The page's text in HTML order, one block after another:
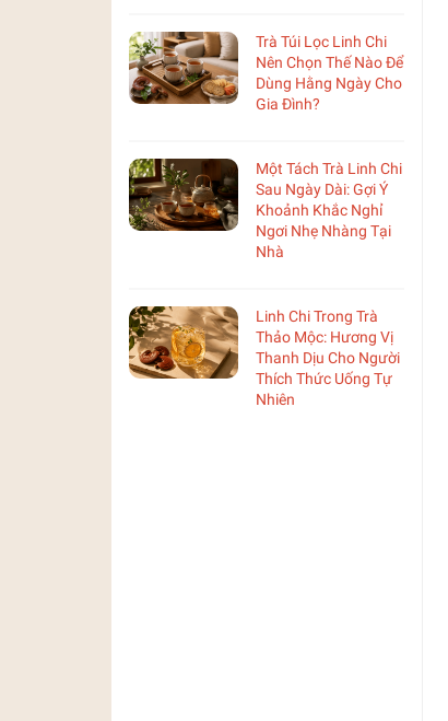
Trà Túi Lọc Linh Chi
Nên Chọn Thế Nào Để
Dùng Hằng Ngày Cho
Gia Đình?
Một Tách Trà Linh Chi
Sau Ngày Dài: Gợi Ý
Khoảnh Khắc Nghỉ
Ngơi Nhẹ Nhàng Tại
Nhà
Linh Chi Trong Trà
Thảo Mộc: Hương Vị
Thanh Dịu Cho Người
Thích Thức Uống Tự
Nhiên